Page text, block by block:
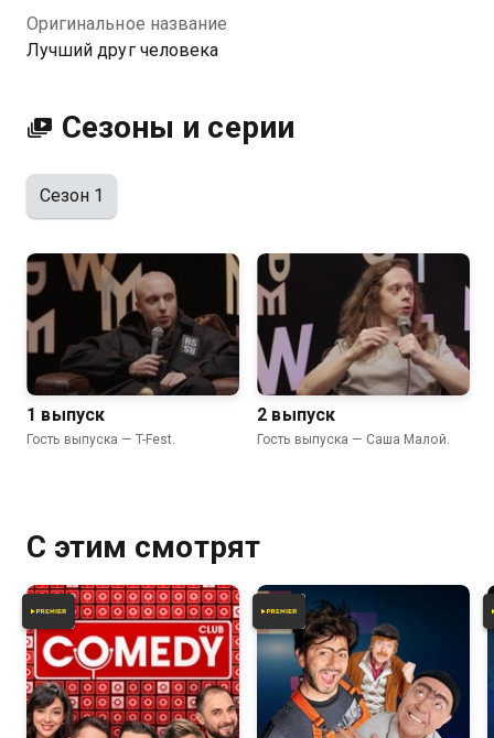
Оригинальное название
Лучший друг человека
Сезоны и серии
Сезон 1
1 выпуск
Гость выпуска — T-Fest.
2 выпуск
Гость выпуска — Саша Малой.
С этим смотрят